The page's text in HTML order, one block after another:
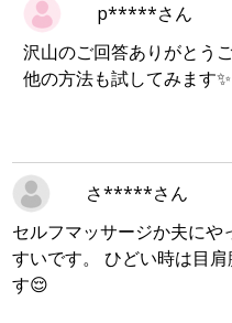
p*****さん
沢山のご回答ありがとう
他の方法も試してみます✨
さ*****さん
セルフマッサージか夫に
すいです。 ひどい時は目
す😌